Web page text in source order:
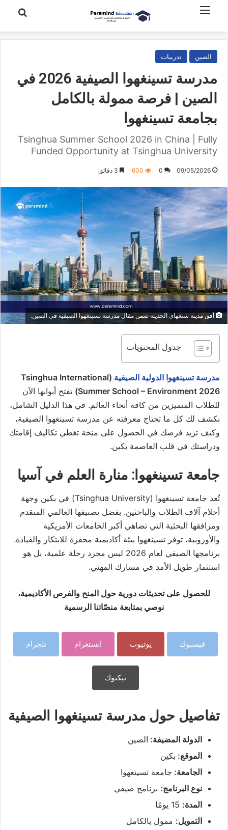
بحث عن
الصين تدريبات
مدرسة تسينغهوا الصيفية 2026 في
الصين | فرصة ممولة بالكامل
بجامعة تسينغهوا
Tsinghua Summer School 2026 in China | Fully
Funded Opportunity at Tsinghua University
09/05/2026
0
600
أفق مدينة شنغهاي الحديثة ضمن مقال مدرسة تسينغهوا الصيفية في الصين.
جدول المحتويات
مدرسة تسينغهوا الدولية الصيفية (Tsinghua International
Summer School – Environment 2026) تفتح أبوابها الآن
للطلاب المتميزين من كافة أنحاء العالم. في هذا الدليل الشامل،
نكشف لك كل ما تحتاج معرفته عن مدرسة تسينغهوا الصيفية،
وكيف تزيد فرصك في الحصول على منحة تغطي تكاليف إقامتك
ودراستك في قلب العاصمة بكين.
جامعة تسينغهوا: منارة العلم في آسيا
تُعد جامعة تسينغهوا (Tsinghua University) في بكين وجهة
أحلام آلاف الطلاب والباحثين. بفضل تصنيفها العالمي المتقدم
ومرافقها البحثية التي تضاهي أكبر الجامعات الأمريكية
والأوروبية، توفر تسينغهوا بيئة أكاديمية محفزة للابتكار والقيادة.
برنامجها الصيفي لعام 2026 ليس مجرد رحلة علمية، بل هو
استثمار طويل الأمد في مسارك المهني.
للحصول على تحديثات دورية حول المنح والفرص الأكاديمية،
نوصي بمتابعة منصّاتنا الرسمية
فيسبوك يوتيوب انستغرام تلجرام
تيكتوك
تفاصيل حول مدرسة تسينغهوا الصيفية
الدولة المضيفة: الصين
الموقع: بكين
الجامعة: جامعة تسينغهوا
نوع البرنامج: برنامج صيفي
المدة:
التمويل: ممول بالكامل